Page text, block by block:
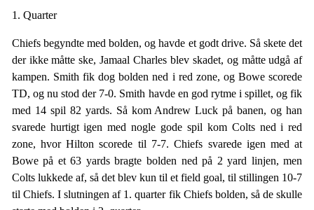
1. Quarter
Chiefs begyndte med bolden, og havde et godt drive. Så skete det
der ikke måtte ske, Jamaal Charles blev skadet, og måtte udgå af
kampen. Smith fik dog bolden ned i red zone, og Bowe scorede
TD, og nu stod der 7-0. Smith havde en god rytme i spillet, og fik
med 14 spil 82 yards. Så kom Andrew Luck på banen, og han
svarede hurtigt igen med nogle gode spil kom Colts ned i red
zone, hvor Hilton scorede til 7-7. Chiefs svarede igen med at
Bowe på et 63 yards bragte bolden ned på 2 yard linjen, men
Colts lukkede af, så det blev kun til et field goal, til stillingen 10-7
til Chiefs. I slutningen af 1. quarter fik Chiefs bolden, så de skulle